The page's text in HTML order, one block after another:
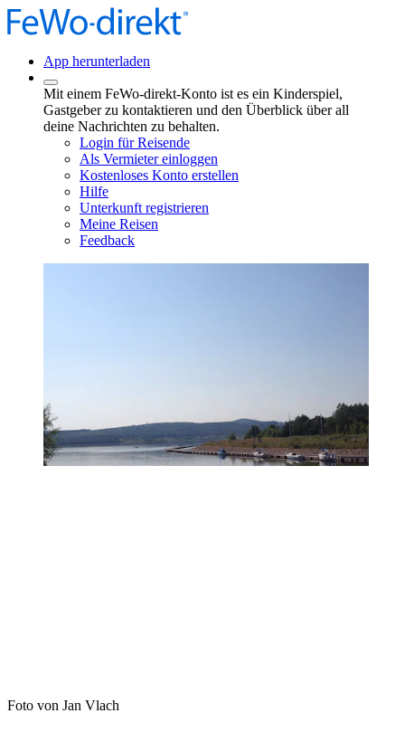
App herunterladen
Mit einem FeWo-direkt-Konto ist es ein Kinderspiel,
Gastgeber zu kontaktieren und den Überblick über all
deine Nachrichten zu behalten.
Login für Reisende
Als Vermieter einloggen
Kostenloses Konto erstellen
Hilfe
Unterkunft registrieren
Meine Reisen
Feedback
Foto von Jan Vlach